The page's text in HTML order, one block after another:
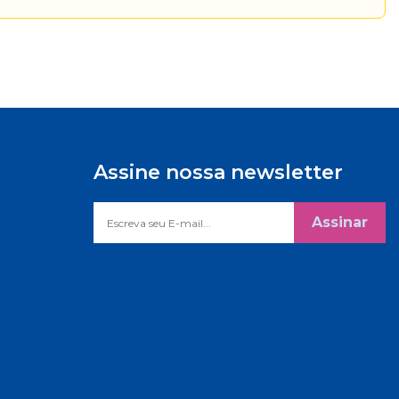
Assine nossa newsletter
Assinar